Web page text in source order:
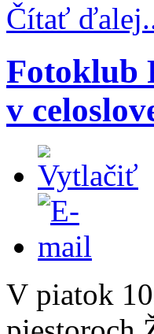
Čítať
Fotoklub
v
V piatok